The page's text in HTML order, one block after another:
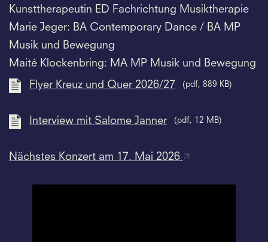
Kunsttherapeutin ED Fachrichtung Musiktherapie
Marie Jeger: BA Contemporary Dance / BA MP
Musik und Bewegung
Maité Klockenbring: MA MP Musik und Bewegung
Flyer Kreuz und Quer 2026/27
(pdf, 889 KB)
Interview mit Salome Janner (pdf, 12 MB)
Nächstes Konzert am 17. Mai 2026